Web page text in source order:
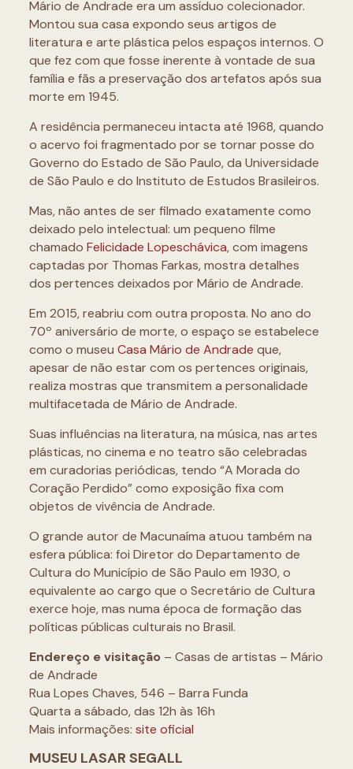
Mário de Andrade era um assíduo colecionador.
Montou sua casa expondo seus artigos de
literatura e arte plástica pelos espaços internos. O
que fez com que fosse inerente à vontade de sua
família e fãs a preservação dos artefatos após sua
morte em 1945.
A residência permaneceu intacta até 1968, quando
o acervo foi fragmentado por se tornar posse do
Governo do Estado de São Paulo, da Universidade
de São Paulo e do Instituto de Estudos Brasileiros.
Mas, não antes de ser filmado exatamente como
deixado pelo intelectual: um pequeno filme
chamado Felicidade Lopeschávica, com imagens
captadas por Thomas Farkas, mostra detalhes
dos pertences deixados por Mário de Andrade.
Em 2015, reabriu com outra proposta. No ano do
70º aniversário de morte, o espaço se estabelece
como o museu Casa Mário de Andrade que,
apesar de não estar com os pertences originais,
realiza mostras que transmitem a personalidade
multifacetada de Mário de Andrade.
Suas influências na literatura, na música, nas artes
plásticas, no cinema e no teatro são celebradas
em curadorias periódicas, tendo “A Morada do
Coração Perdido” como exposição fixa com
objetos de vivência de Andrade.
O grande autor de Macunaíma atuou também na
esfera pública: foi Diretor do Departamento de
Cultura do Município de São Paulo em 1930, o
equivalente ao cargo que o Secretário de Cultura
exerce hoje, mas numa época de formação das
políticas públicas culturais no Brasil.
Endereço e visitação – Casas de artistas – Mário
de Andrade
Rua Lopes Chaves, 546 – Barra Funda
Quarta a sábado, das 12h às 16h
Mais informações: site oficial
MUSEU LASAR SEGALL